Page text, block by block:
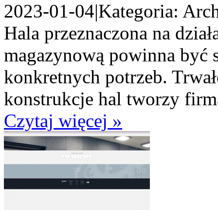
2023-01-04|Kategoria:
Hala przeznaczona na
magazynową powinna być
konkretnych potrzeb.
konstrukcje hal tworzy
Czytaj więcej »